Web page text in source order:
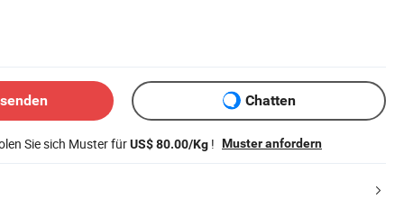
Chatten
Sie sich Muster fürUS$ 80.00/Kg ! Muster anfordern